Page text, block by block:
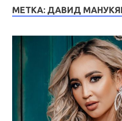
МЕТКА: ДАВИД